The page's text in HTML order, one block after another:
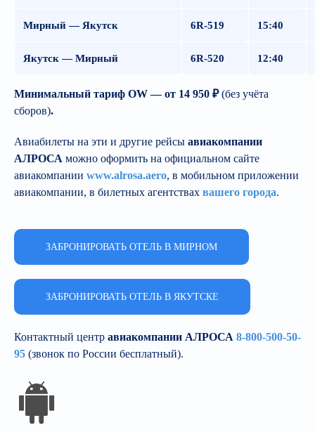
Мирный — Якутск 6R-519 15:40
Якутск — Мирный 6R-520 12:40
Минимальный тариф OW — от 14 950 ₽(без учёта
сборов).
Авиабилеты на эти и другие рейсы авиакомпании
АЛРОСА можно оформить на официальном сайте
авиакомпании www.alrosa.aero, в мобильном приложении
авиакомпании, в билетных агентствах вашего города.
ЗАБРОНИРОВАТЬ ОТЕЛЬ В МИРНОМ
ЗАБРОНИРОВАТЬ ОТЕЛЬ В ЯКУТСКЕ
Контактный центр авиакомпании АЛРОСА 8-800-500-50-
95 (звонок по России бесплатный).